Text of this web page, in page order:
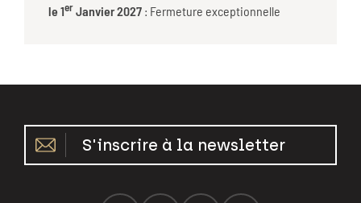
le 1erJanvier 2027 : Fermeture exceptionnelle
S'inscrire à la newsletter